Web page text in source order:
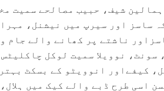
شیف، حبیب مصالحے سمیت
ساسز اور سیرپ میں نیشنل،
ناشتے پر کھانے والے جام
سونٹ، نوویلا سمیت لوکل
کیفےاور انوویٹو کے بسکٹ
اسی طرح ڈبے والے کیک میں